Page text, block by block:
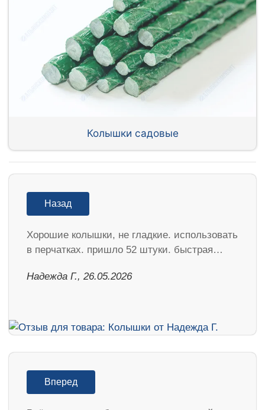
Колышки садовые
Назад
Хорошие колышки, не гладкие. использовать
в перчатках. пришло 52 штуки. быстрая…
Надежда Г., 26.05.2026
Вперед